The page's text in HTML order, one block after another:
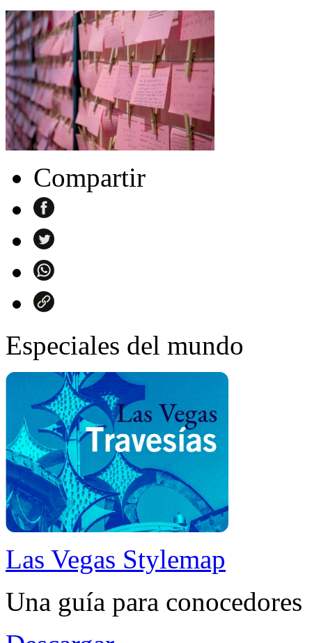
Compartir
Especiales del mundo
Las Vegas Stylemap
Una guía para conocedores